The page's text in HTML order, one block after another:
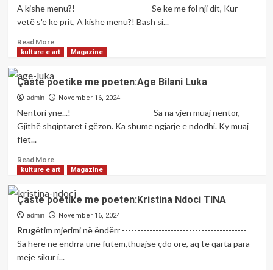
së
dielës
me
poetin;Hakik
VISHA
A kishe menu?! ------------------------ Se ke me fol nji dit, Kur
vetë s'e ke prit, A kishe menu?! Bash si...
Read MoreRead
more
Çaste
poetike
me
poeten;
Eva
Esat
kulture e art Magazine
Çaste poetike me poeten:Age Bilani Luka
admin November 16, 2024
Nëntori ynë...! -------------------------- Sa na vjen muaj nëntor,
Gjithë shqiptaret i gëzon. Ka shume ngjarje e ndodhi. Ky muaj
flet...
Read MoreRead
more
Çaste
poetike
me
poeten:Age
Bilani
kulture e art Magazine
Çaste poetike me poeten:Kristina Ndoci TINA
admin November 16, 2024
Rrugëtim mjerimi në ëndërr -----------------------------------------
Sa herë në ëndrra unë futem,thuajse çdo orë, aq të qarta para
meje sikur i...